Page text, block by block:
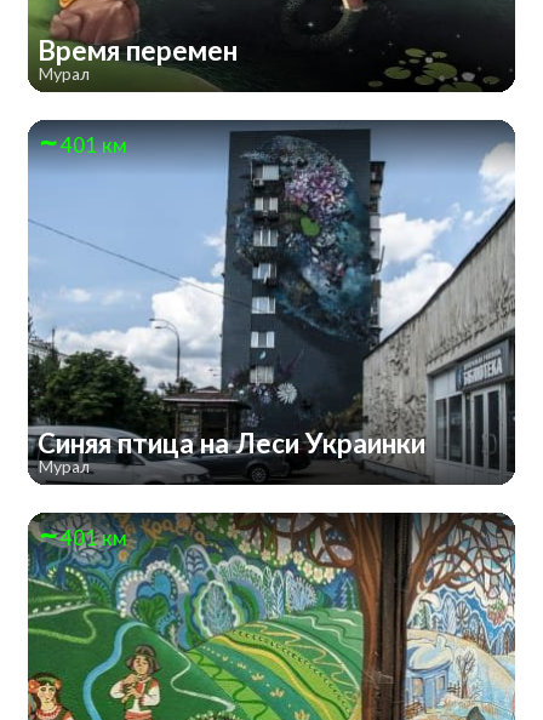
Время перемен
Мурал
401 км
Синяя птица на Леси Украинки
Мурал
401 км